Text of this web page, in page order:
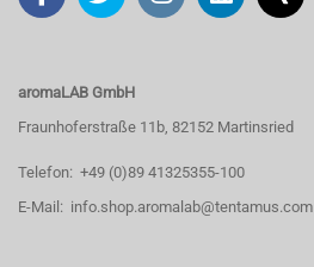
aromaLAB GmbH
Fraunhoferstraße 11b, 82152 Martinsried
Telefon: +49 (0)89 41325355-100
E-Mail: info.shop.aromalab@tentamus.com